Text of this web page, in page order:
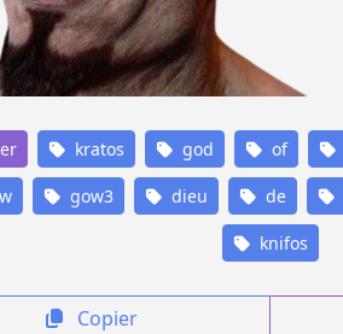
kratos god of
gow3 dieu de
knifos
Copier